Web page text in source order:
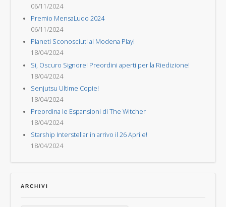
06/11/2024
Premio MensaLudo 2024
06/11/2024
Pianeti Sconosciuti al Modena Play!
18/04/2024
Si, Oscuro Signore! Preordini aperti per la Riedizione!
18/04/2024
Senjutsu Ultime Copie!
18/04/2024
Preordina le Espansioni di The Witcher
18/04/2024
Starship Interstellar in arrivo il 26 Aprile!
18/04/2024
ARCHIVI